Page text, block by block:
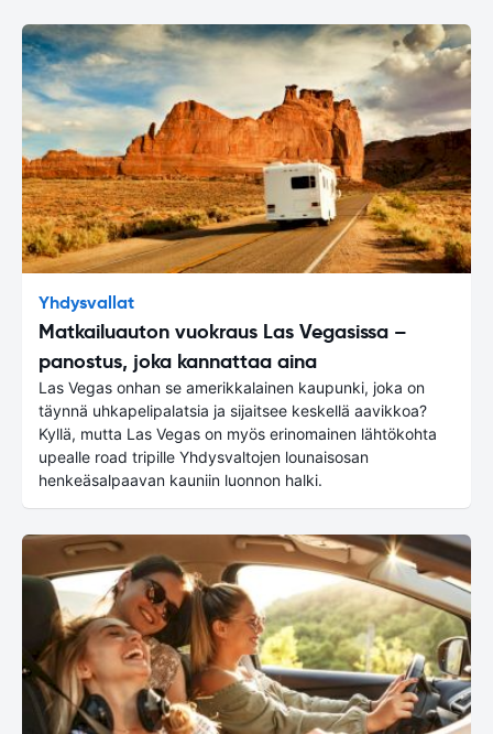
Yhdysvallat
Matkailuauton vuokraus Las Vegasissa –
panostus, joka kannattaa aina
Las Vegas onhan se amerikkalainen kaupunki, joka on
täynnä uhkapelipalatsia ja sijaitsee keskellä aavikkoa?
Kyllä, mutta Las Vegas on myös erinomainen lähtökohta
upealle road tripille Yhdysvaltojen lounaisosan
henkeäsalpaavan kauniin luonnon halki.